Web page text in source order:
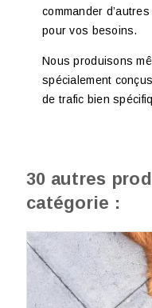
commander
pour vos besoins.
Nous produisons
spécialement
de trafic bien
30 autres
catégorie :